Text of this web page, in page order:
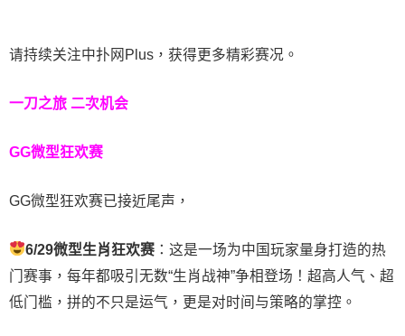
请持续关注中扑网Plus，获得更多精彩赛况。
一刀之旅 二次机会
GG微型狂欢赛
GG微型狂欢赛已接近尾声，
6/29微型生肖狂欢赛：这是一场为中国玩家量身打造的热
门赛事，每年都吸引无数“生肖战神”争相登场！超高人气、超
低门槛，拼的不只是运气，更是对时间与策略的掌控。